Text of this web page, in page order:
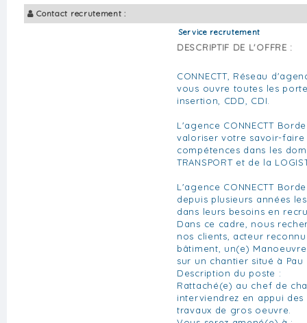
Contact recrutement :
Service recrutement
DESCRIPTIF DE L'OFFRE :
CONNECTT, Réseau
vous ouvre toutes les
insertion, CDD, CDI.
L'agence CONNECTT
valoriser votre savoir-
compétences dans les
TRANSPORT et de la
L'agence CONNECTT
depuis plusieurs années
dans leurs besoins en
Dans ce cadre, nous
nos clients, acteur
bâtiment, un(e)
sur un chantier situé à Pau
Description du poste :
Rattaché(e) au chef de
interviendrez en appui
travaux de gros oeuvre.